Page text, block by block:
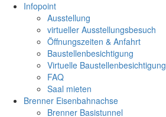
Infopoint
Ausstellung
virtueller Ausstellungsbesuch
Öffnungszeiten & Anfahrt
Baustellenbesichtigung
Virtuelle Baustellenbesichtigung
FAQ
Saal mieten
Brenner Eisenbahnachse
Brenner Basistunnel